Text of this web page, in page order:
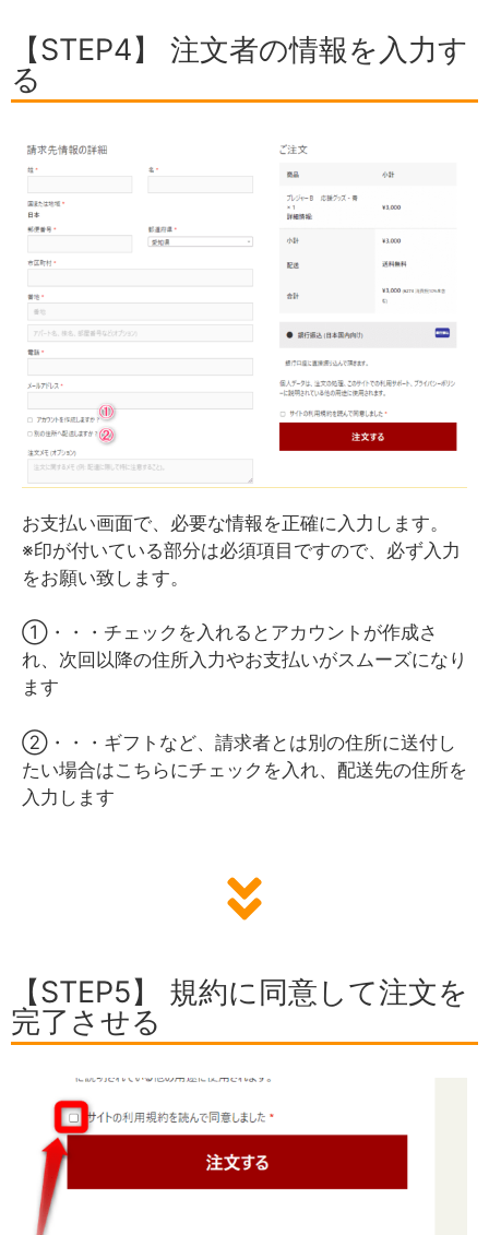
【STEP4】 注文者の情報を入力す
る
お支払い画面で、必要な情報を正確に入力します。
※印が付いている部分は必須項目ですので、必ず入力
をお願い致します。
①・・・チェックを入れるとアカウントが作成さ
れ、次回以降の住所入力やお支払いがスムーズになり
ます
②・・・ギフトなど、請求者とは別の住所に送付し
たい場合はこちらにチェックを入れ、配送先の住所を
入力します
【STEP5】 規約に同意して注文を
完了させる